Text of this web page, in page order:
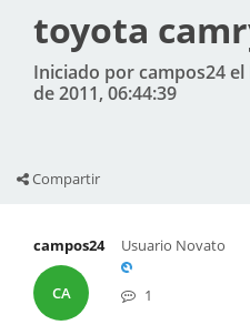
toyota
Iniciado por campos24
de 2011, 06:44:39
Compartir
campos24
CA
Usuario Novato
1